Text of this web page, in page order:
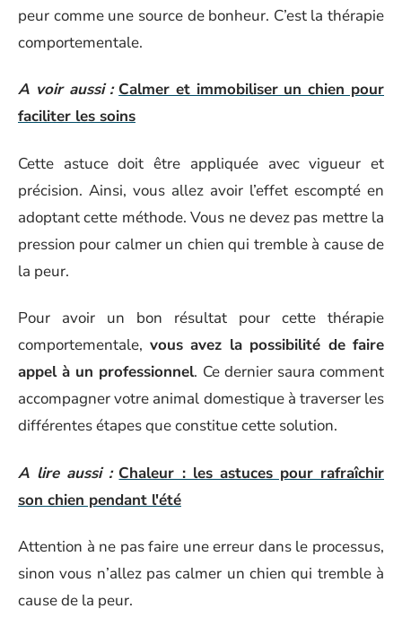
peur comme une source de bonheur. C’est la thérapie
comportementale.
A voir aussi : Calmer et immobiliser un chien pour
faciliter les soins
Cette astuce doit être appliquée avec vigueur et
précision. Ainsi, vous allez avoir l’effet escompté en
adoptant cette méthode. Vous ne devez pas mettre la
pression pour calmer un chien qui tremble à cause de
la peur.
Pour avoir un bon résultat pour cette thérapie
comportementale, vous avez la possibilité de faire
appel à un professionnel. Ce dernier saura comment
accompagner votre animal domestique à traverser les
différentes étapes que constitue cette solution.
A lire aussi : Chaleur : les astuces pour rafraîchir
son chien pendant l'été
Attention à ne pas faire une erreur dans le processus,
sinon vous n’allez pas calmer un chien qui tremble à
cause de la peur.